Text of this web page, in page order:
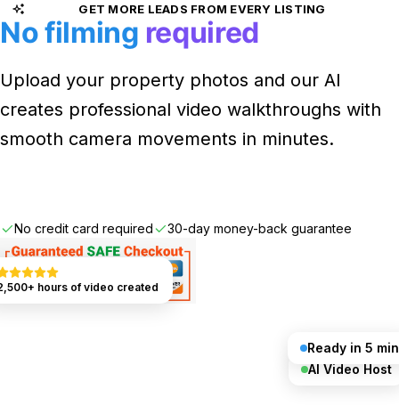
GET MORE LEADS FROM EVERY LISTING
No filming required
Upload your property photos and our AI
creates professional video walkthroughs with
smooth camera movements in minutes.
No credit card required 30-day money-back guarantee
AI Video Host
Ready in 5 min
hours of video created